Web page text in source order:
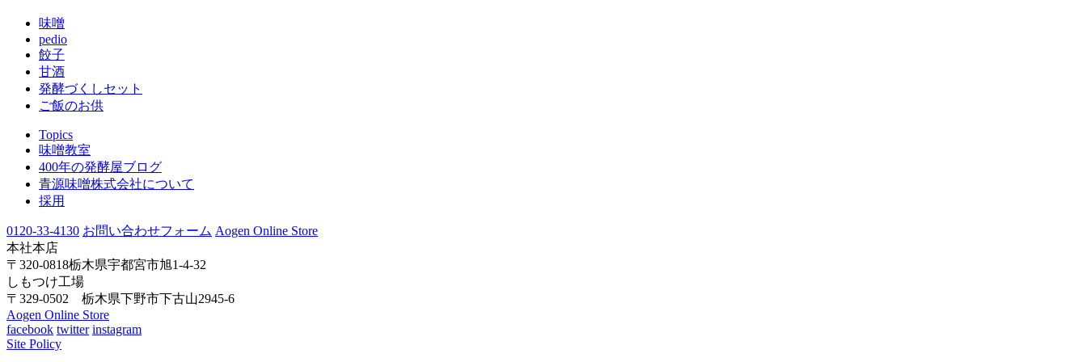
味噌
pedio
餃子
甘酒
発酵づくしセット
ご飯のお供
Topics
味噌教室
400年の発酵屋ブログ
青源味噌株式会社について
採用
0120-33-4130 お問い合わせフォーム Aogen Online Store
本社本店
〒320-0818栃木県宇都宮市旭1-4-32
しもつけ工場
〒329-0502 栃木県下野市下古山2945-6
Aogen Online Store
facebook twitter instagram
Site Policy